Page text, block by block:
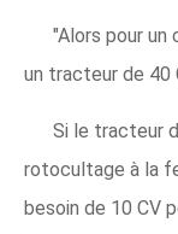
"Alors pour un
un tracteur de 40
Si le tracteur
rotocultage à la
besoin de 10 CV